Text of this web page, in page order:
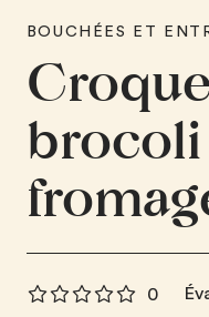
BOUCHÉES ET
brocoli
0